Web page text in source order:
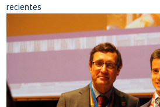
recientes